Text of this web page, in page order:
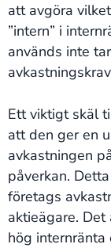
att avgöra
”intern” i
används inte
Ett viktigt skäl
att den ger en
avkastningen
påverkan.
företags
aktieägare.
hög internränta